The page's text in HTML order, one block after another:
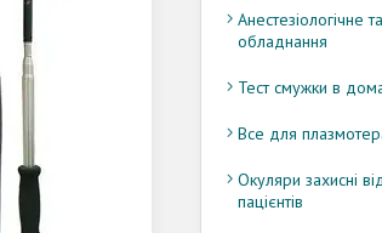
Анестезіологічне
обладнання
Тест смужки в
Все для
Окуляри захисні
пацієнтів